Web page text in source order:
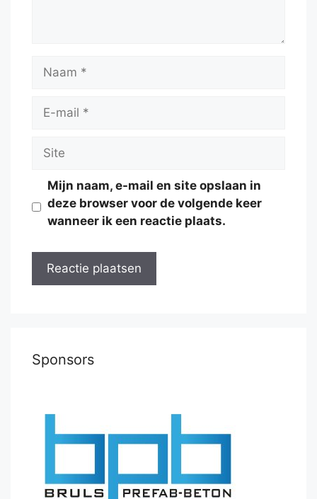
Naam
Site
Mijn naam, e-mail en site opslaan in
deze browser voor de volgende keer
wanneer ik een reactie plaats.
Sponsors